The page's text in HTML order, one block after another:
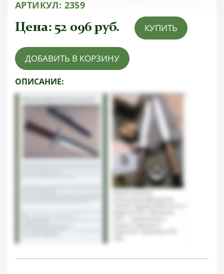
АРТИКУЛ: 2359
Цена: 52 096 руб. КУПИТЬ
ДОБАВИТЬ В КОРЗИНУ
ОПИСАНИЕ: